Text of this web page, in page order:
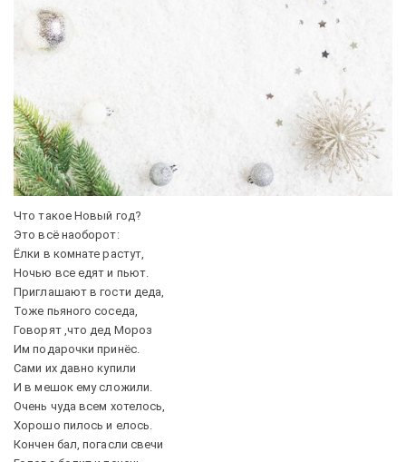
Что такое Новый год?
Это всё наоборот:
Ёлки в комнате растут,
Ночью все едят и пьют.
Приглашают в гости деда,
Тоже пьяного соседа,
Говорят ,что дед Мороз
Им подарочки принёс.
Сами их давно купили
И в мешок ему сложили.
Очень чуда всем хотелось,
Хорошо пилось и елось.
Кончен бал, погасли свечи